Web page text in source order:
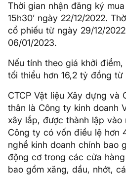
Thời gian nhận đăng ký
15h30’ ngày 22/12/2022.
cổ phiếu từ ngày 29/12/
06/01/2023.
Nếu tính theo giá khởi
tối thiểu hơn 16,2 tỷ đồng
CTCP Vật liệu Xây dựng và
thân là Công ty kinh doanh
xây lắp, được thành lập vào
Công ty có vốn điều lệ hơn
nghề kinh doanh chính bao
động cơ trong các cửa
bao gồm xăng, dầu, nhớt,